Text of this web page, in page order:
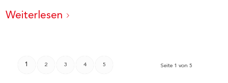
Weiterlesen
Seite 1 von 5
1 2 3 4 5